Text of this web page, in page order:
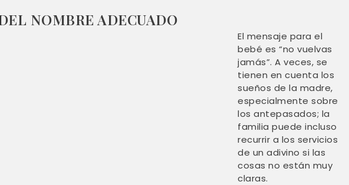
NOMBRE ADECUADO
El mensaje para el
bebé es “no vuelvas
jamás”. A veces, se
tienen en cuenta los
sueños de la madre,
especialmente sobre
los antepasados; la
familia puede incluso
recurrir a los servicios
de un adivino si las
cosas no están muy
claras.